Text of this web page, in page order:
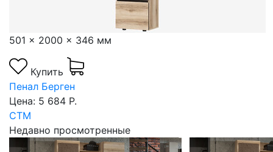
501 x 2000 x 346 мм
Купить
Пенал Берген
Цена: 5 684 Р.
СТМ
Недавно просмотренные